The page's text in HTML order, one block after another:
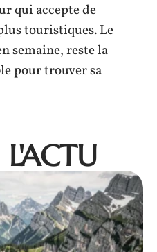
qui accepte de
touristiques. Le
semaine, reste la
pour trouver sa